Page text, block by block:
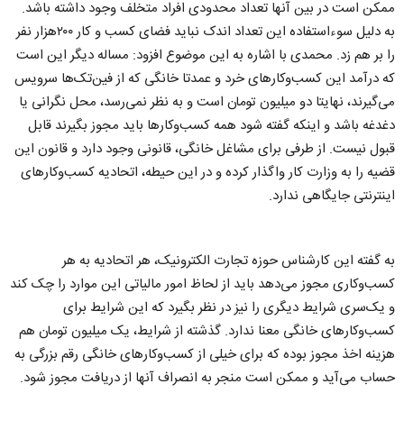
ممکن است در بین آنها تعداد محدودی افراد متخلف وجود داشته باشد.
به دلیل سوءاستفاده این تعداد اندک نباید فضای کسب و کار ۲۰۰هزار نفر
را بر هم زد. محمدی با اشاره به این موضوع افزود: مساله دیگر این است
که درآمد این کسب‌وکارهای خرد و عمدتا خانگی که از فین‌تک‌ها سرویس
می‌گیرند، نهایتا دو میلیون تومان است و به نظر نمی‌رسد، محل نگرانی یا
دغدغه باشد و اینکه گفته شود همه کسب‌وکارها باید مجوز بگیرند قابل
قبول نیست. از طرفی برای مشاغل خانگی، قانونی وجود دارد و قانون این
قضیه را به وزارت کار واگذار کرده و در این حیطه، اتحادیه کسب‌وکارهای
اینترنتی جایگاهی ندارد.
به گفته این کارشناس حوزه تجارت الکترونیک، هر اتحادیه به هر
کسب‌وکاری مجوز می‌دهد باید از لحاظ امور مالیاتی این موارد را چک کند
و یک‌سری شرایط دیگری را نیز در نظر بگیرد که این شرایط برای
کسب‌وکارهای خانگی معنا ندارد. گذشته از شرایط، یک میلیون تومان هم
هزینه اخذ مجوز بوده که برای خیلی از کسب‌وکارهای خانگی رقم بزرگی به
حساب می‌آید و ممکن است منجر به انصراف آنها از دریافت مجوز شود.